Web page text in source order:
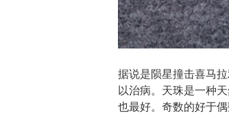
据说是陨星撞击喜马
以治病。天珠是一种
也最好。奇数的好于